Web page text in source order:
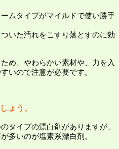
ムタイプがマイルドで使い勝手
いた汚れをこすり落とすのに効
め、やわらかい素材や、力を入
いので注意が必要です。
ょう。
タイプの漂白剤がありますが、
多いのが塩素系漂白剤。